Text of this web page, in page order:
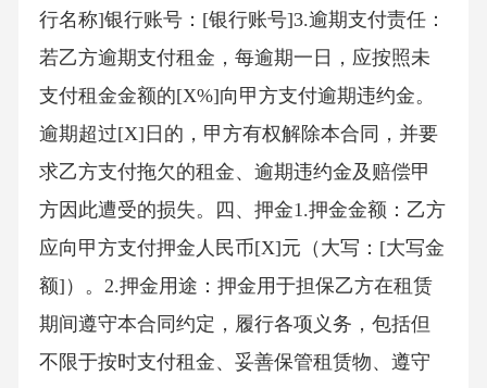
行名称]银行账号：[银行账号]3.逾期支付责任：
若乙方逾期支付租金，每逾期一日，应按照未
支付租金金额的[X%]向甲方支付逾期违约金。
逾期超过[X]日的，甲方有权解除本合同，并要
求乙方支付拖欠的租金、逾期违约金及赔偿甲
方因此遭受的损失。四、押金1.押金金额：乙方
应向甲方支付押金人民币[X]元（大写：[大写金
额]）。2.押金用途：押金用于担保乙方在租赁
期间遵守本合同约定，履行各项义务，包括但
不限于按时支付租金、妥善保管租赁物、遵守